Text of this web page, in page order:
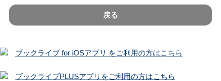
戻る
ブックライブ for iOSアプリ をご利用の方はこちら
ブックライブPLUSアプリをご利用の方はこちら